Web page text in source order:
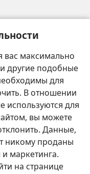
вас максимально
другие подобные
для
В отношении
используются для
вы можете
Данные,
никому проданы
маркетинга.
на странице
башни